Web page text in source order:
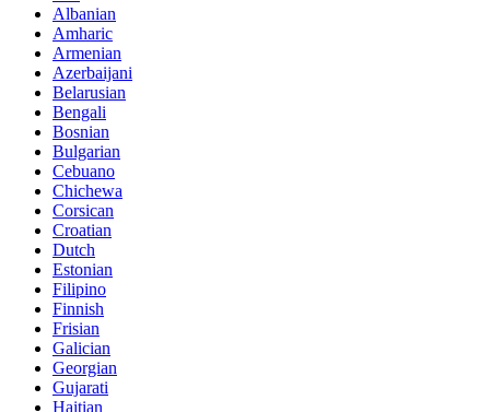
Albanian
Amharic
Armenian
Azerbaijani
Belarusian
Bengali
Bosnian
Bulgarian
Cebuano
Chichewa
Corsican
Croatian
Dutch
Estonian
Filipino
Finnish
Frisian
Galician
Georgian
Gujarati
Haitian